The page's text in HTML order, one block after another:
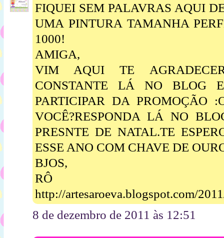
FIQUEI SEM PALAVRAS AQUI
UMA PINTURA TAMANHA
1000!
AMIGA,
VIM AQUI TE
CONSTANTE LÁ NO BLOG
PARTICIPAR DA PROMOÇÃO
VOCÊ?RESPONDA LÁ NO
PRESNTE DE NATAL.TE
ESSE ANO COM CHAVE DE
BJOS,
RÔ
http://artesaroeva.blogspot.com/
8 de dezembro de 2011 às 12:51